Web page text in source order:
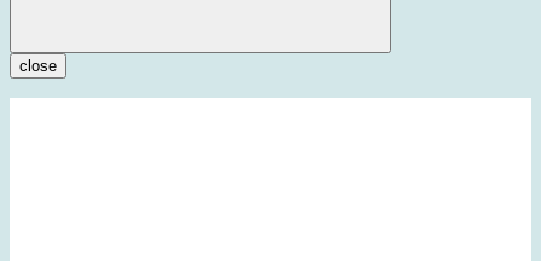
close